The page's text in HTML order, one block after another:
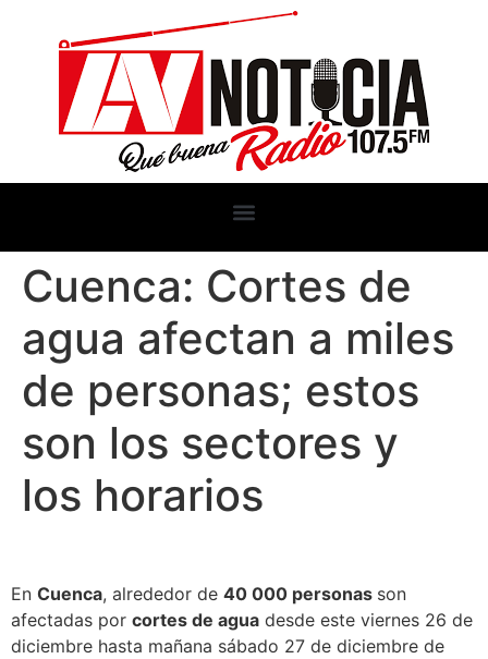
Cuenca: Cortes de
agua afectan a miles
de personas; estos
son los sectores y
los horarios
En Cuenca, alrededor de 40 000 personas son
afectadas por cortes de agua desde este viernes 26 de
diciembre hasta mañana sábado 27 de diciembre de